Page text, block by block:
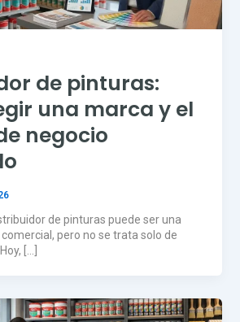
de pinturas:
una marca y el
negocio
de pinturas puede ser una
pero no se trata solo de
[…]